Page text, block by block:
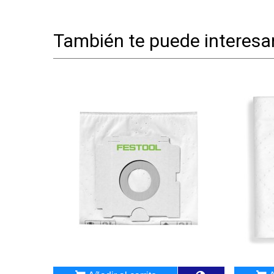
También te puede